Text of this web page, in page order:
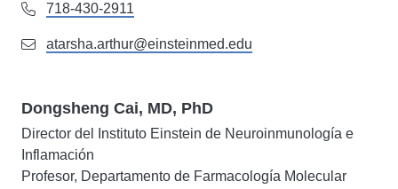
718-430-2911
atarsha.arthur@einsteinmed.edu
Dongsheng Cai, MD, PhD
Director del Instituto Einstein de Neuroinmunología e
Inflamación
Profesor, Departamento de Farmacología Molecular